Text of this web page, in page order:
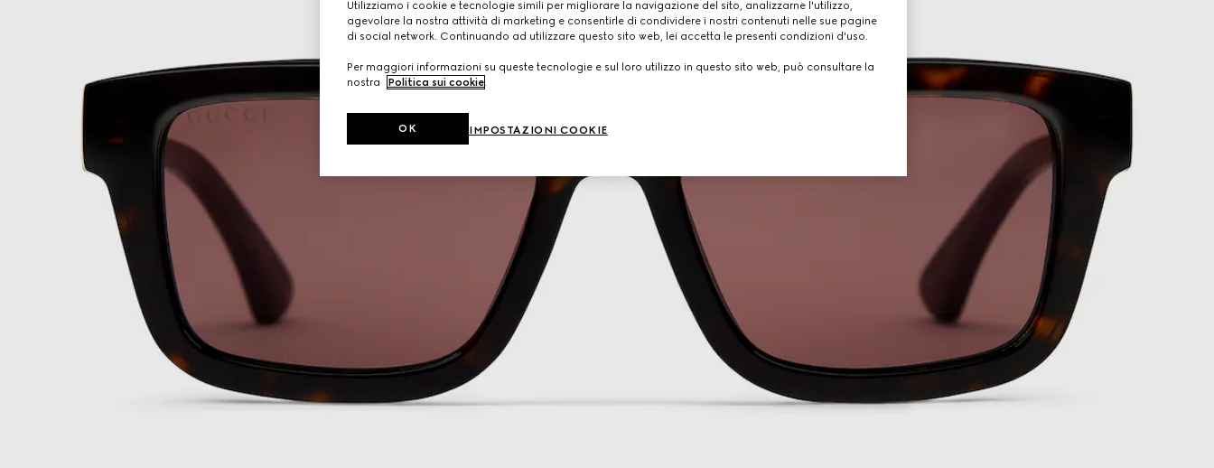
Utilizziamo i cookie e tecnologie simili per migliorare la navigazione del sito, analizzarne l'utilizzo,
agevolare la nostra attività di marketing e consentirle di condividere i nostri contenuti nelle sue pagine
di social network. Continuando ad utilizzare questo sito web, lei accetta le presenti condizioni d'uso.
Per maggiori informazioni su queste tecnologie e sul loro utilizzo in questo sito web, può consultare la
nostra
Politica sui cookie
IMPOSTAZIONI COOKIE
OK